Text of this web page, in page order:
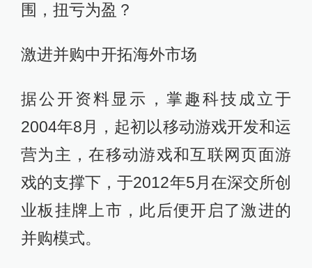
围，扭亏为盈？
激进并购中开拓海外市场
据公开资料显示，掌趣科技成立于
2004年8月，起初以移动游戏开发和运
营为主，在移动游戏和互联网页面游
戏的支撑下，于2012年5月在深交所创
业板挂牌上市，此后便开启了激进的
并购模式。